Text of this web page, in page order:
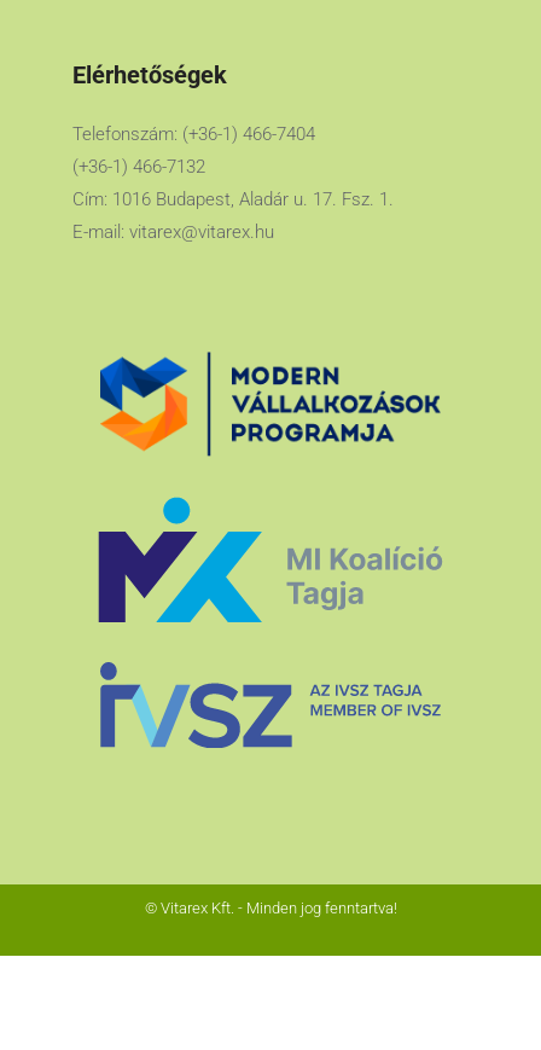
Elérhetőségek
Telefonszám: (+36-1) 466-7404
(+36-1) 466-7132
Cím: 1016 Budapest, Aladár u. 17. Fsz. 1.
E-mail: vitarex@vitarex.hu
© Vitarex Kft. - Minden jog fenntartva!